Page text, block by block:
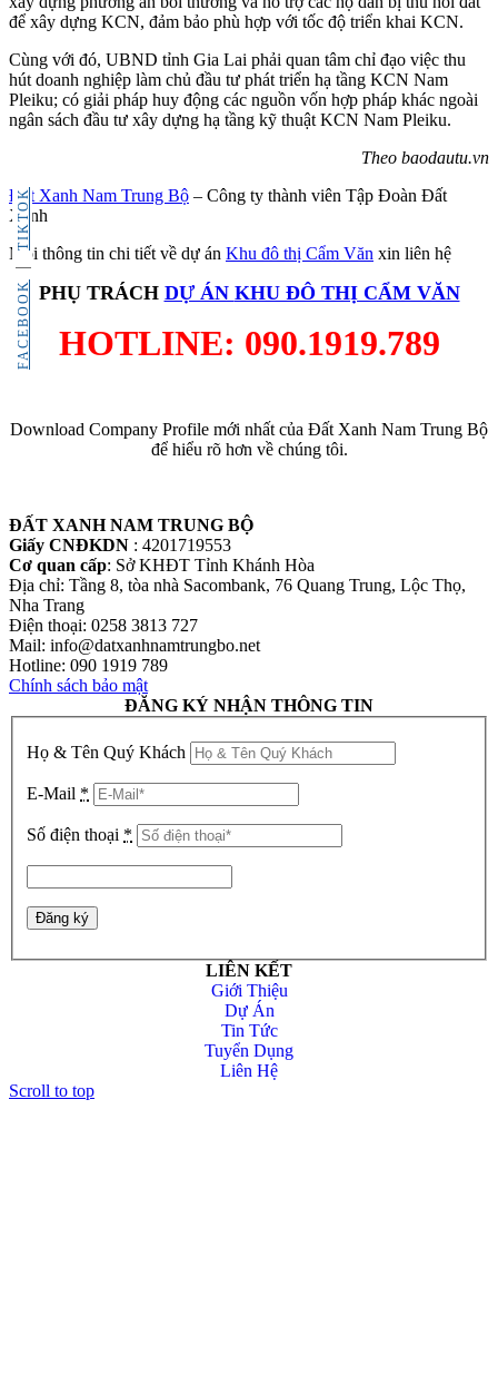
FACEBOOK
TIKTOK
để xây dựng KCN, đảm bảo phù hợp với tốc độ triển khai KCN.
Cùng với đó, UBND tỉnh Gia Lai phải quan tâm chỉ đạo việc thu
hút doanh nghiệp làm chủ đầu tư phát triển hạ tầng KCN Nam
Pleiku; có giải pháp huy động các nguồn vốn hợp pháp khác ngoài
ngân sách đầu tư xây dựng hạ tầng kỹ thuật KCN Nam Pleiku.
Theo baodautu.vn
Đất Xanh Nam Trung Bộ – Công ty thành viên Tập Đoàn Đất
Xanh
Mọi thông tin chi tiết về dự án Khu đô thị Cẩm Văn xin liên hệ
PHỤ TRÁCH DỰ ÁN KHU ĐÔ THỊ CẨM VĂN
HOTLINE: 090.1919.789
Download Company Profile mới nhất của Đất Xanh Nam Trung Bộ
để hiểu rõ hơn về chúng tôi.
ĐẤT XANH NAM TRUNG BỘ
Giấy CNĐKDN : 4201719553
Cơ quan cấp: Sở KHĐT Tỉnh Khánh Hòa
Địa chỉ: Tầng 8, tòa nhà Sacombank, 76 Quang Trung, Lộc Thọ,
Nha Trang
Điện thoại: 0258 3813 727
Mail: info@datxanhnamtrungbo.net
Hotline: 090 1919 789
Chính sách bảo mật
ĐĂNG KÝ NHẬN THÔNG TIN
Họ & Tên Quý Khách
E-Mail *
Số điện thoại *
LIÊN KẾT
Giới Thiệu
Dự Án
Tin Tức
Tuyển Dụng
Liên Hệ
Scroll to top